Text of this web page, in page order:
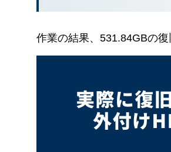
作業の結果、531.84GBの